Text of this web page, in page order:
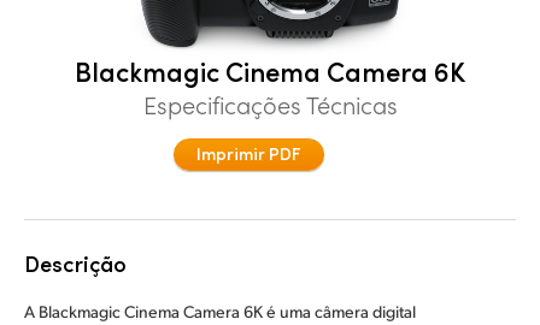
Blackmagic RAW
Blackmagic Cinema Camera 6K
Especificações Técnicas
Imprimir PDF
Descrição
A Blackmagic Cinema Camera 6K é uma câmera digital